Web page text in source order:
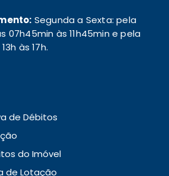
Segunda a Sexta: pela
07h45min às 11h45min e pela
às 17h.
de Débitos
do Imóvel
de Lotação